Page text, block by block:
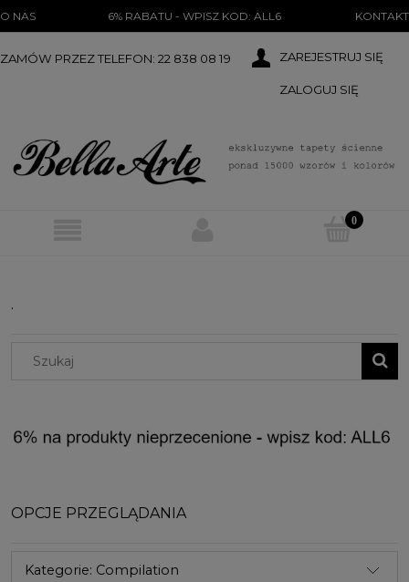
O NAS 6% RABATU - WPISZ KOD: ALL6 KONTAKT
ZAMÓW PRZEZ TELEFON: 22 838 08 19 ZAREJESTRUJ SIĘ
ZALOGUJ SIĘ
.
OPCJE PRZEGLĄDANIA
Kategorie: Compilation